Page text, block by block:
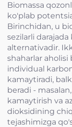
Biomassa
ko'plab
Birinchidan, u
sezilarli
alternativadir.
shaharlar aholisi
individual
kamaytiradi,
beradi -
kamaytirish va
dioksidining
tejashimizga